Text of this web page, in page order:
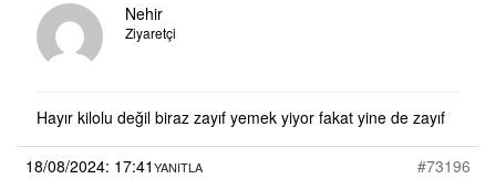
Nehir
Ziyaretçi
Hayır kilolu değil biraz zayıf yemek yiyor fakat yine de zayıf
18/08/2024: 17:41 #73196
YANITLA